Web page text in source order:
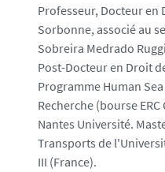
Professeur, Docteur en
Sorbonne, associé au
Sobreira Medrado
Post-Docteur en Droit
Programme Human
Recherche (bourse
Nantes Université.
Transports de
III (France).